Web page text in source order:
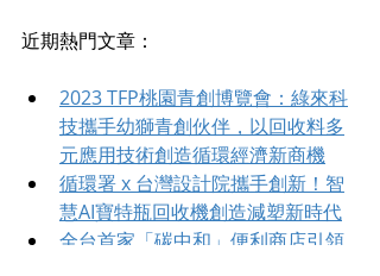
近期熱門文章：
2023 TFP桃園青創博覽會：綠來科
技攜手幼獅青創伙伴，以回收料多
元應用技術創造循環經濟新商機
循環署 x 台灣設計院攜手創新！智
慧AI寶特瓶回收機創造減塑新時代
全台首家「碳中和」便利商店引領